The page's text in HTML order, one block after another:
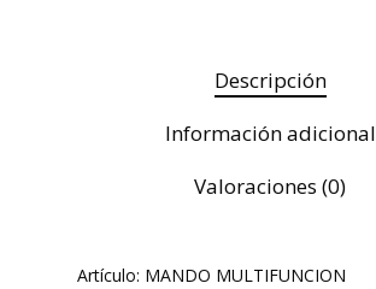
Descripción
Información adicional
Valoraciones (0)
Artículo: MANDO MULTIFUNCION